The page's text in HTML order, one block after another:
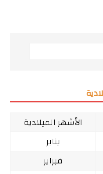
الأشهر الميلادية
يناير
فبراير